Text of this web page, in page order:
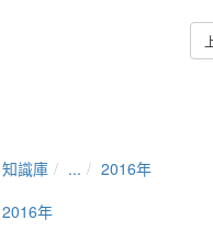
知識庫 ...
2016年
2016年